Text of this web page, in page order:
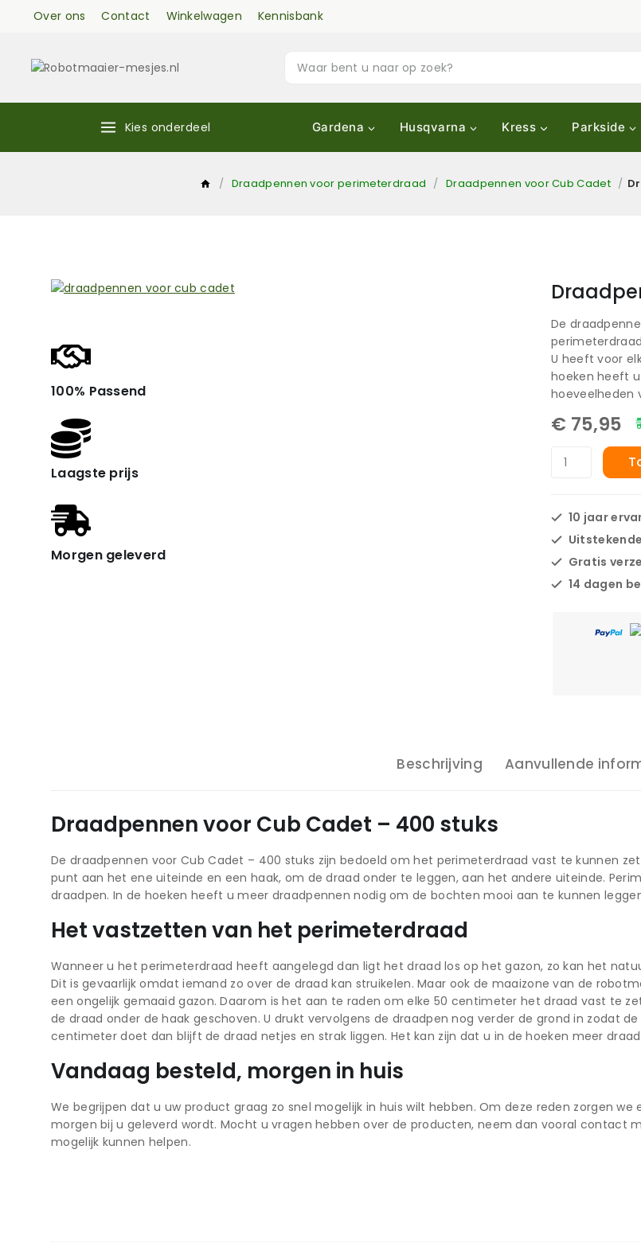
Over ons Contact Winkelwagen Kennisbank
Kies onderdeel Gardena Husqvarna Kress Parkside
/ Draadpennen voor perimeterdraad / Draadpennen voor Cub Cadet /
100% Passend
Laagste prijs
Morgen geleverd
De
U heeft voor
hoeken heeft
hoeveelheden
€ 75,95
10 jaar
Gratis
14 dagen
Beschrijving Aanvullende
Draadpennen voor Cub Cadet – 400 stuks
De draadpennen voor Cub Cadet – 400 stuks zijn bedoeld om het perimeterdraad vast te kunnen
punt aan het ene uiteinde en een haak, om de draad onder te leggen, aan het andere uiteinde.
draadpen. In de hoeken heeft u meer draadpennen nodig om de bochten mooi aan te kunnen
Het vastzetten van het perimeterdraad
Wanneer u het perimeterdraad heeft aangelegd dan ligt het draad los op het gazon, zo kan het
Dit is gevaarlijk omdat iemand zo over de draad kan struikelen. Maar ook de maaizone van de
een ongelijk gemaaid gazon. Daarom is het aan te raden om elke 50 centimeter het draad vast te
de draad onder de haak geschoven. U drukt vervolgens de draadpen nog verder de grond in zodat
centimeter doet dan blijft de draad netjes en strak liggen. Het kan zijn dat u in de hoeken meer
Vandaag besteld, morgen in huis
We begrijpen dat u uw product graag zo snel mogelijk in huis wilt hebben. Om deze reden zorgen
morgen bij u geleverd wordt. Mocht u vragen hebben over de producten, neem dan vooral contact
mogelijk kunnen helpen.